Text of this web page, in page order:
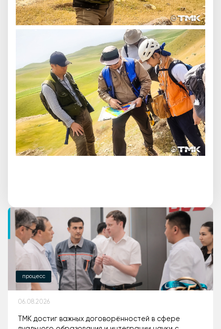
процесс
06.08.2026
ТМК достиг важных договорённостей в сфере